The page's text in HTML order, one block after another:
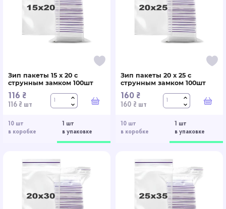
10 шт
в коробке
1 шт
в упаковке
Зип пакеты 15 x 20 с
струнным замком 100шт
116 ₴
116 ₴ шт В корзину
10 шт
в коробке
1 шт
в упаковке
Зип пакеты 20 x 25 с
струнным замком 100шт
160 ₴
160 ₴ шт В